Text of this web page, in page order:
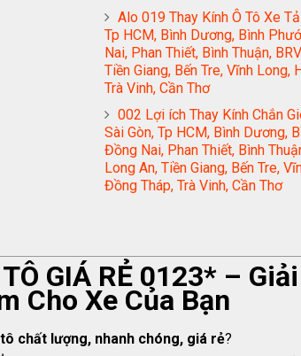
Alo 019 Thay Kính Ô Tô Xe
Tp HCM, Bình Dương, Bình
Nai, Phan Thiết, Bình Thuận,
Tiền Giang, Bến Tre, Vĩnh Long,
Trà Vinh, Cần Thơ
002 Lợi ích Thay Kính Chắn
Sài Gòn, Tp HCM, Bình Dương,
Đồng Nai, Phan Thiết, Bình
Long An, Tiền Giang, Bến Tre,
Đồng Tháp, Trà Vinh, Cần Thơ
GIÁ RẺ 0123* –
Cho Xe Của Bạn
chất lượng, nhanh chóng, giá rẻ?